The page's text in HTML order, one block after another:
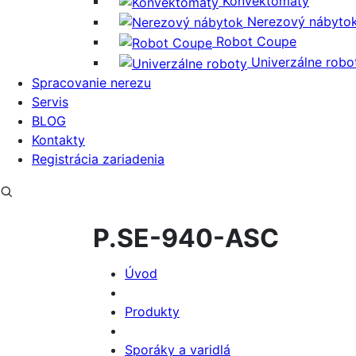
Nerezový
Robot Coupe
Univerzálne
Spracovanie nerezu
Servis
BLOG
Kontakty
Registrácia zariadenia
P.SE-940-ASC
Úvod
Produkty
Sporáky a varidlá